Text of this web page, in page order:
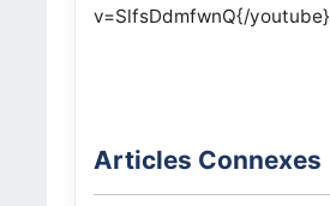
v=SlfsDdmfwnQ{/youtube}
Articles Connexes